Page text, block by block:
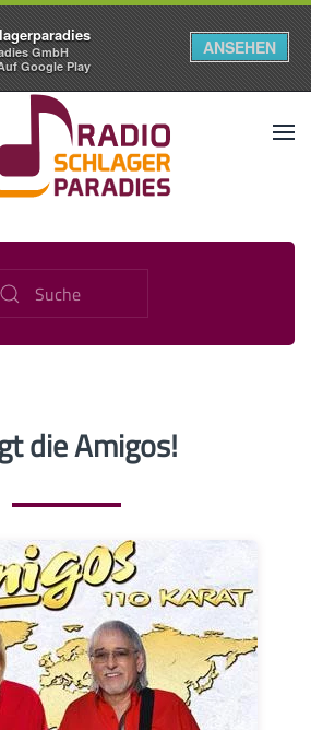
GmbH
Google Play
ANSEHEN
die Amigos!